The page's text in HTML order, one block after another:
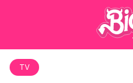
TV